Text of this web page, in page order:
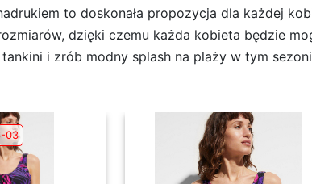
to doskonała propozycja dla każdej
dzięki czemu każda kobieta będzie
i zrób modny splash na plaży w tym
03